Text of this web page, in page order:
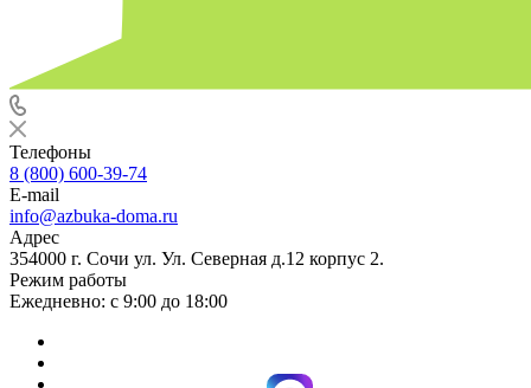
Телефоны
8 (800) 600-39-74
E-mail
info@azbuka-doma.ru
Адрес
354000 г. Сочи ул. Ул. Северная д.12 корпус 2.
Режим работы
Ежедневно: с 9:00 до 18:00